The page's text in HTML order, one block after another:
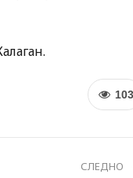
103
СЛЕДНО